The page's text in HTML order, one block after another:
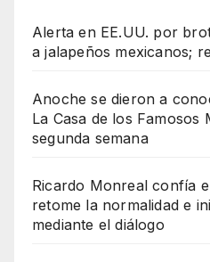
Alerta en EE.UU. por
a jalapeños mexicanos;
Anoche se dieron a
La Casa de los Famosos
segunda semana
Ricardo Monreal confía
retome la normalidad e
mediante el diálogo